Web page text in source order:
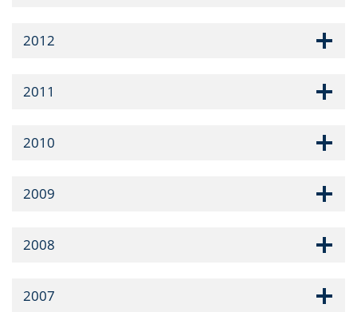
2012
2011
2010
2009
2008
2007